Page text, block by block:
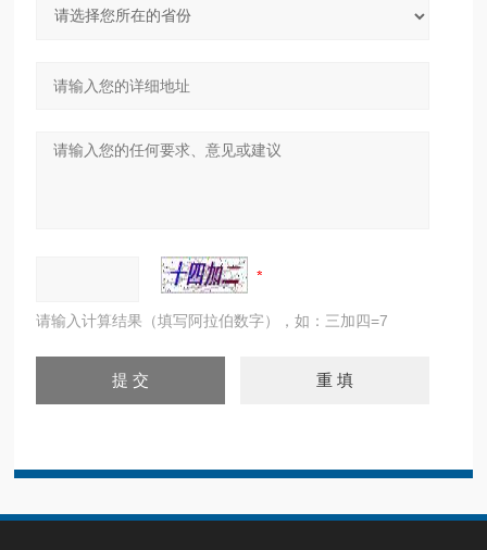
请输入计算结果（填写阿拉伯数字），如：三加四=7